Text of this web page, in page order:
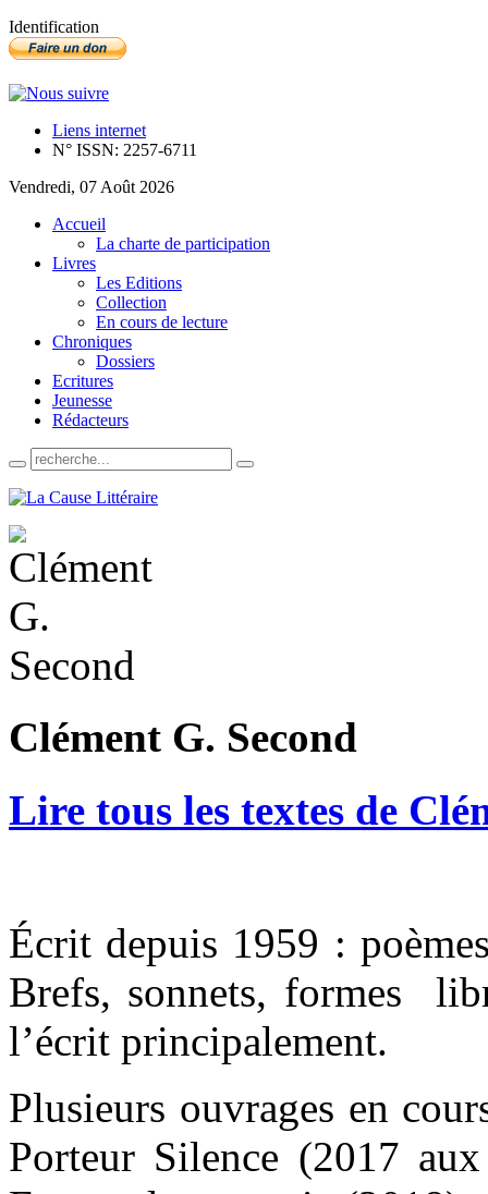
Identification
Liens internet
N° ISSN: 2257-6711
Vendredi, 07 Août 2026
Accueil
La charte de participation
Livres
Les Editions
Collection
En cours de lecture
Chroniques
Dossiers
Ecritures
Jeunesse
Rédacteurs
Clément G. Second
Lire tous les textes de
Écrit depuis 1959 :
Brefs, sonnets, formes
l’écrit principalement.
Plusieurs ouvrages en
Porteur Silence (2017